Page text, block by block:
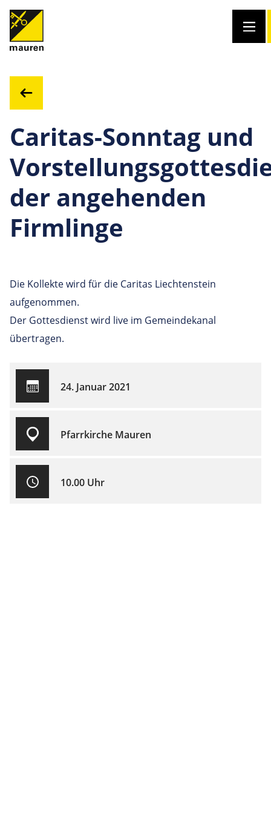
Caritas-Sonntag und
der angehenden
Firmlinge
Die Kollekte wird für die Caritas Liechtenstein
aufgenommen.
Der Gottesdienst wird live im Gemeindekanal
übertragen.
24. Januar 2021
Pfarrkirche Mauren
10.00 Uhr